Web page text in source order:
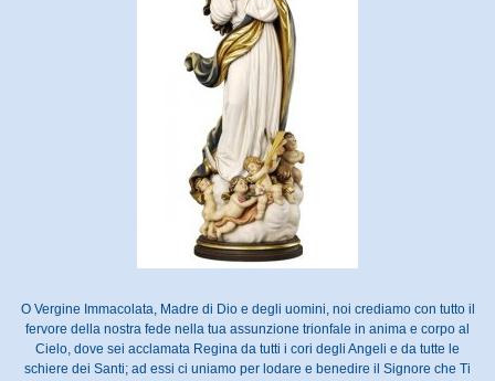
O Vergine Immacolata, Madre di Dio e degli uomini, noi crediamo con tutto il
fervore della nostra fede nella tua assunzione trionfale in anima e corpo al
Cielo, dove sei acclamata Regina da tutti i cori degli Angeli e da tutte le
schiere dei Santi; ad essi ci uniamo per lodare e benedire il Signore che Ti